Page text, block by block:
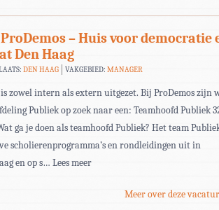
– Huis voor democratie
Den Haag
DEN HAAG VAKGEBIED:MANAGER
zowel intern als extern uitgezet. Bij ProDemos zijn
Publiek op zoek naar een: Teamhoofd Publiek
ga je doen als teamhoofd Publiek? Het team
scholierenprogramma’s en rondleidingen uit in
en op s… Lees meer
Meer over deze